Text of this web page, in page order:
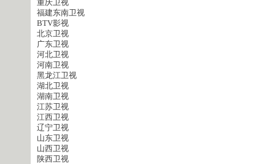
重庆卫视
福建东南卫视
BTV影视
北京卫视
广东卫视
河北卫视
河南卫视
黑龙江卫视
湖北卫视
湖南卫视
江苏卫视
江西卫视
辽宁卫视
山东卫视
山西卫视
陕西卫视